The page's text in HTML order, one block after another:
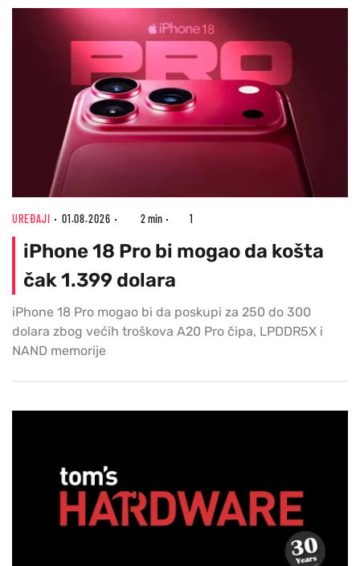
UREĐAJI 01.08.2026 2 min 1
iPhone 18 Pro bi mogao da košta
čak 1.399 dolara
iPhone 18 Pro mogao bi da poskupi za 250 do 300
dolara zbog većih troškova A20 Pro čipa, LPDDR5X i
NAND memorije